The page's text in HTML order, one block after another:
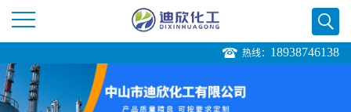
司
热线： 18938746138